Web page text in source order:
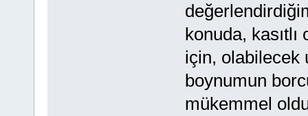
konuda, kasıtlı
için, olabilecek
boynumun
mükemmel